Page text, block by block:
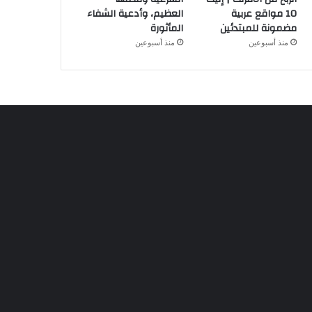
10 مواقع عربية
مضمونة للمبتدئين
منذ أسبوعين
العظيم، وأدعية الشفاء
المأثورة
منذ أسبوعين